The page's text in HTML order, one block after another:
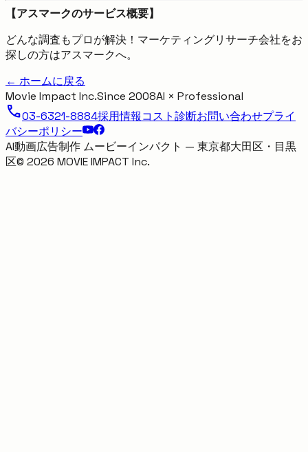
【アスマークのサービス概要】
どんな調査もプロが解決！マーケティングリサーチ会社をお
探しの方はアスマークへ。
← ホームに戻る
Movie Impact Inc.Since 2008AI × Professional
call03-6321-8884採用情報コスト診断お問い合わせプライ
バシーポリシー
AI動画広告制作 ムービーインパクト — 東京都大田区・目黒
区© 2026 MOVIE IMPACT Inc.